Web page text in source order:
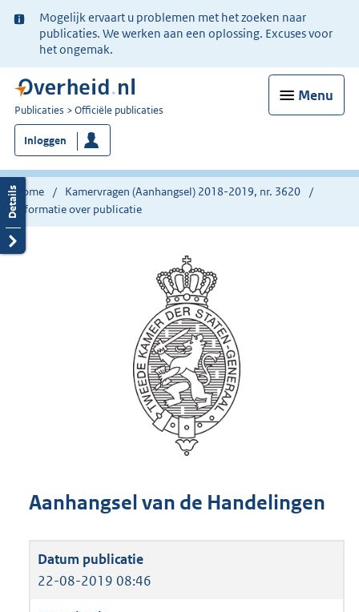
Ter
informatie:
Mogelijk ervaart u problemen met het zoeken naar
publicaties. We werken aan een oplossing. Excuses voor
het ongemak.
Menu
U
bent
nu
hier:
Publicaties Officiële publicaties
Inloggen
Home
Kamervragen (Aanhangsel) 2018-2019, nr. 3620
Informatie over publicatie
Aanhangsel van de Handelingen
22-08-2019 08:46